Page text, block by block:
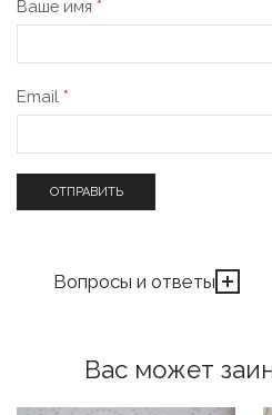
Ваше имя *
Email *
Вопросы и ответы
Вас может